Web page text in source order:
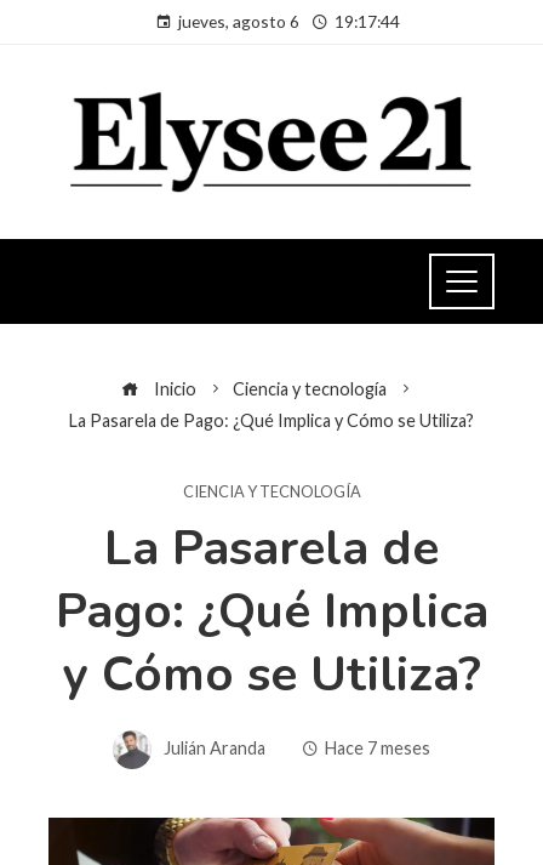
jueves, agosto 6 19:17:44
Inicio
Ciencia y tecnología
La Pasarela de Pago: ¿Qué Implica y Cómo se Utiliza?
CIENCIA Y TECNOLOGÍA
La Pasarela de
Pago: ¿Qué Implica
y Cómo se Utiliza?
Julián Aranda Hace 7 meses